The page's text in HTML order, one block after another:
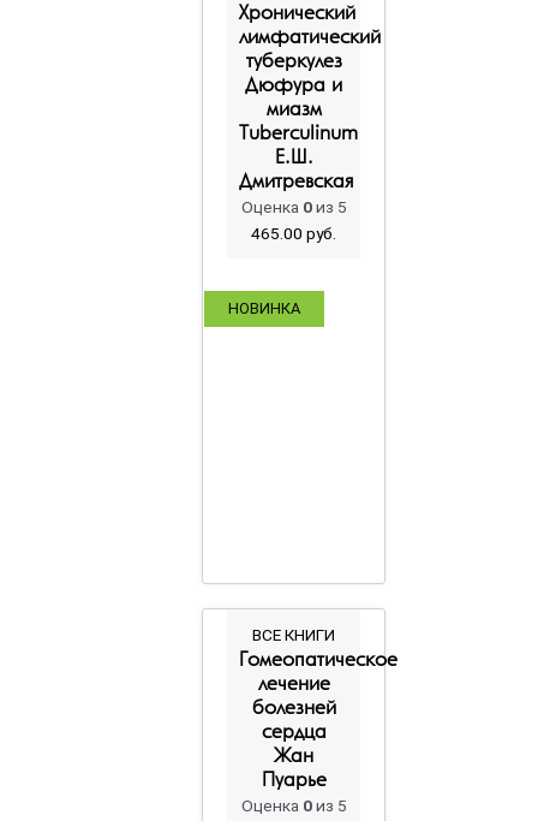
НОВИНКА
Хронический
лимфатический
туберкулез
Дюфура и
миазм
Tuberculinum
Е.Ш.
Дмитревская
Оценка 0из 5
465.00 руб.
ВСЕ КНИГИ
Гомеопатическое
лечение
болезней
сердца
Жан
Пуарье
Оценка 0из 5
650.00
руб..
руб..